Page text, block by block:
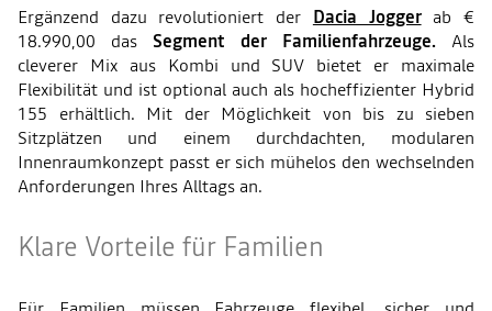
Ergänzend dazu revolutioniert der Dacia Joggerab €
18.990,00 das Segment der Familienfahrzeuge. Als
cleverer Mix aus Kombi und SUV bietet er maximale
Flexibilität und ist optional auch als hocheffizienter Hybrid
155 erhältlich. Mit der Möglichkeit von bis zu sieben
Sitzplätzen und einem durchdachten, modularen
Innenraumkonzept passt er sich mühelos den wechselnden
Anforderungen Ihres Alltags an.
Klare Vorteile für Familien